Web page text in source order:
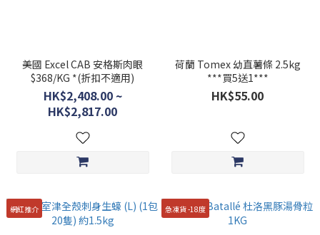
美國 Excel CAB 安格斯肉眼
$368/KG *(折扣不適用)
HK$2,408.00 ~
HK$2,817.00
荷蘭 Tomex 幼直薯條 2.5kg
***買5送1***
HK$55.00
網紅推介 急凍貨 -18度